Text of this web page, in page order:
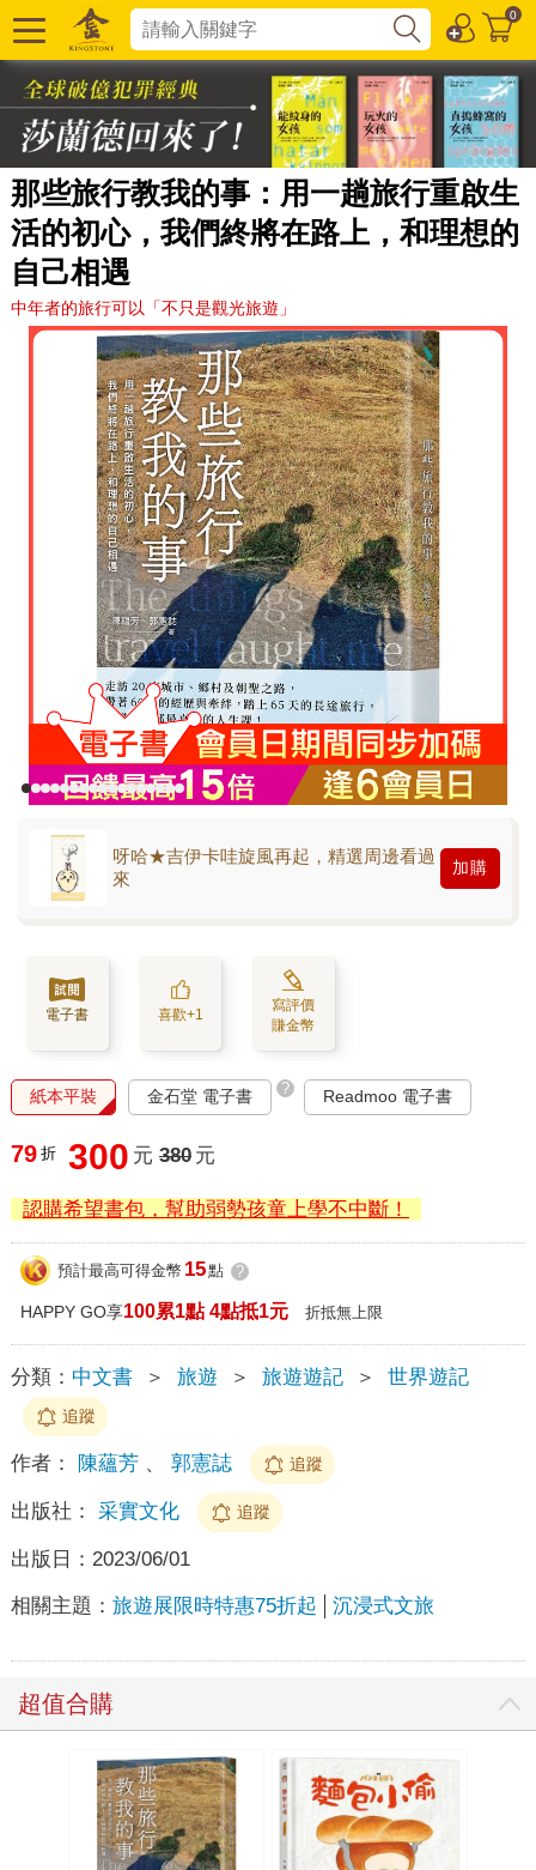
0
那些旅行教我的事：用一趟旅行重啟生
活的初心，我們終將在路上，和理想的
自己相遇
中年者的旅行可以「不只是觀光旅遊」
呀哈★吉伊卡哇旋風再起，精選周邊看過
來
加購
電子書 喜歡+1
寫評價
賺金幣
紙本平裝 金石堂 電子書 ? Readmoo 電子書
79 折 300 元 380 元
認購希望書包，幫助弱勢孩童上學不中斷！
預計最高可得金幣 15點 ?
HAPPY GO享100累1點 4點抵1元 折抵無上限
分類： 中文書 ＞ 旅遊 ＞ 旅遊遊記 ＞ 世界遊記
追蹤
作者： 陳蘊芳、 郭憲誌 追蹤
出版社： 采實文化 追蹤
出版日： 2023/06/01
相關主題： 旅遊展限時特惠75折起 沉浸式文旅
超值合購